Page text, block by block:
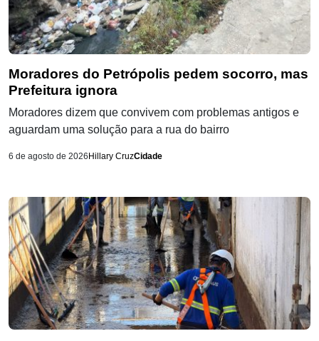
Moradores do Petrópolis pedem socorro, mas
Prefeitura ignora
Moradores dizem que convivem com problemas antigos e
aguardam uma solução para a rua do bairro
6 de agosto de 2026 Hillary CruzCidade